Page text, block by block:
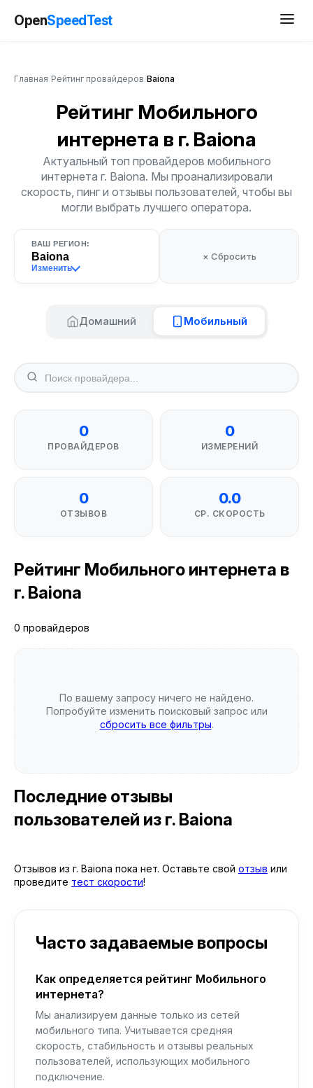
OpenSpeedTest
Главная Рейтинг провайдеров Baiona
Рейтинг Мобильного
интернета в г. Baiona
Актуальный топ провайдеров мобильного
интернета г. Baiona. Мы проанализировали
скорость, пинг и отзывы пользователей, чтобы вы
могли выбрать лучшего оператора.
ВАШ РЕГИОН:
Baiona
Изменить
× Сбросить
Домашний Мобильный
0
ПРОВАЙДЕРОВ
0
ИЗМЕРЕНИЙ
0
ОТЗЫВОВ
0.0
СР. СКОРОСТЬ
Рейтинг Мобильного интернета в
г. Baiona
0 провайдеров
По вашему запросу ничего не найдено.
Попробуйте изменить поисковый запрос или
сбросить все фильтры.
Последние отзывы
пользователей из г. Baiona
Отзывов из г. Baiona пока нет. Оставьте свой отзыв или
проведите тест скорости!
Часто задаваемые вопросы
Как определяется рейтинг Мобильного
интернета?
Мы анализируем данные только из сетей
мобильного типа. Учитывается средняя
скорость, стабильность и отзывы реальных
пользователей, использующих мобильного
подключение.